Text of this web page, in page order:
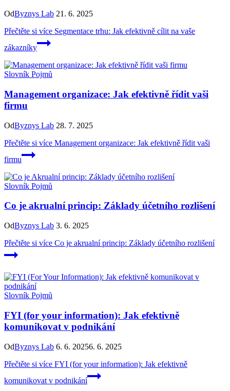
OdByznys Lab 21. 6. 2025
Přečtěte si více Segmentace trhu: Jak efektivně cílit na vaše
zákazníky
Slovník Pojmů
Management organizace: Jak efektivně řídit vaši
firmu
OdByznys Lab 28. 7. 2025
Přečtěte si více Management organizace: Jak efektivně řídit vaši
firmu
Slovník Pojmů
Co je akrualní princip: Základy účetního rozlišení
OdByznys Lab 3. 6. 2025
Přečtěte si více Co je akrualní princip: Základy účetního rozlišení
Slovník Pojmů
FYI (for your information): Jak efektivně
komunikovat v podnikání
OdByznys Lab 6. 6. 20256. 6. 2025
Přečtěte si více FYI (for your information): Jak efektivně
komunikovat v podnikání